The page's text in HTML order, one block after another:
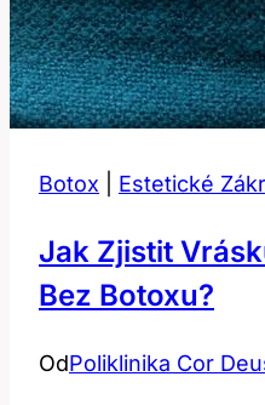
Botox Estetické
Jak Zjistit
Bez Botoxu?
OdPoliklinika Cor